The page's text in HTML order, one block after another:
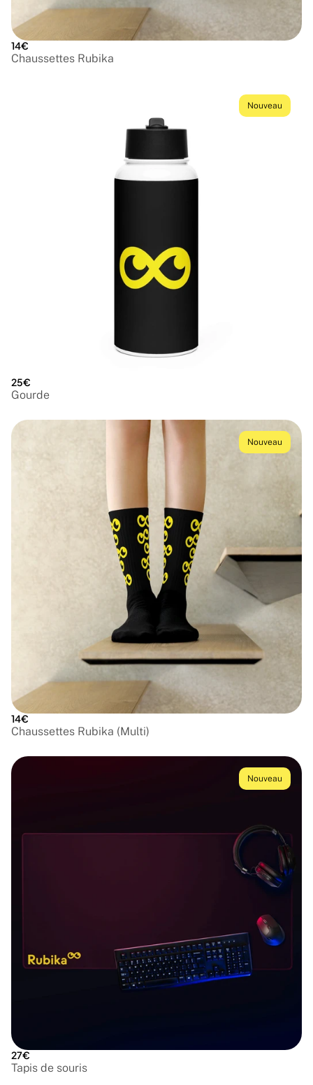
14€
Chaussettes Rubika
Nouveau
25€
Gourde
Nouveau
14€
Chaussettes Rubika (Multi)
Nouveau
27€
Tapis de souris